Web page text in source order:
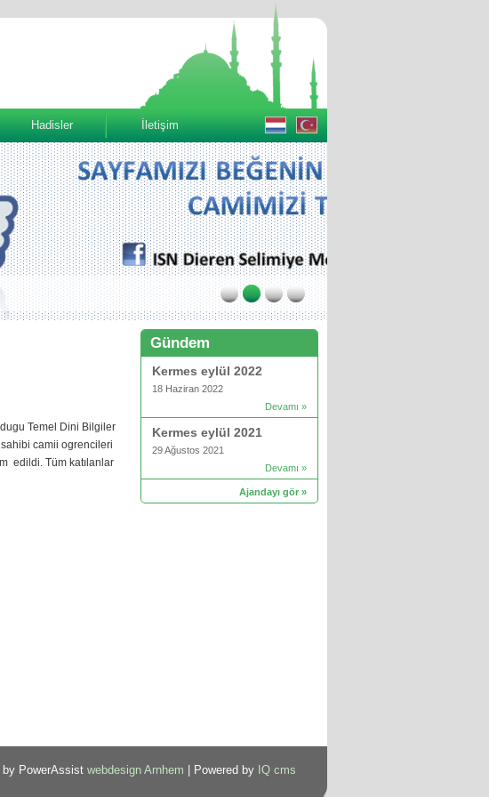
Hadisler İletişim
Temel Dini Bilgiler
sahibi camii ogrencileri
edildi. Tüm katılanlar
Gündem
Kermes eylül 2022
18 Haziran 2022
Devamı »
Kermes eylül 2021
29 Ağustos 2021
Devamı »
Ajandayı gör »
by PowerAssist webdesign Arnhem | Powered by IQ cms